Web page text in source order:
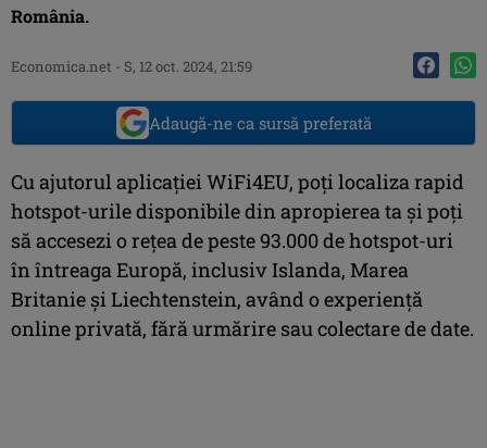
România.
Economica.net - S, 12 oct. 2024, 21:59
Adaugă-ne ca sursă preferată
Cu ajutorul aplicației WiFi4EU, poți localiza rapid
hotspot-urile disponibile din apropierea ta și poți
să accesezi o rețea de peste 93.000 de hotspot-uri
în întreaga Europă, inclusiv Islanda, Marea
Britanie și Liechtenstein, având o experiență
online privată, fără urmărire sau colectare de date.